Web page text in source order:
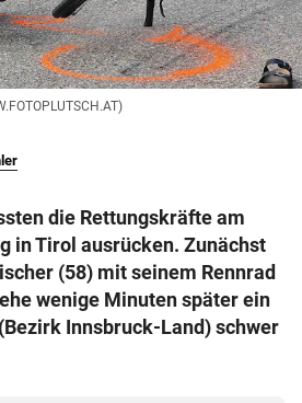
& Co KG 2026
die Rettungskräfte am
in Tirol ausrücken. Zunächst
(58) mit seinem Rennrad
wenige Minuten später ein
Innsbruck-Land) schwer